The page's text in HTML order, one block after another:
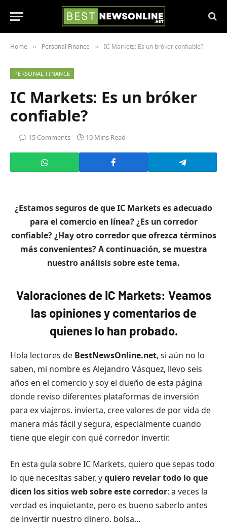
Home » Personal Finance » IC Markets: Es un bróker confiable?
PERSONAL FINANCE
IC Markets: Es un bróker
confiable?
15 Comments 10 Mins Read
¿Estamos seguros de que IC Markets es adecuado
para el comercio en línea? ¿Es un corredor
confiable? ¿Hay otro corredor que ofrezca términos
más convenientes? A continuación, se muestra
nuestro análisis sobre este tema.
Valoraciones de IC Markets: Veamos
las opiniones y comentarios de
quienes lo han probado.
Hola lectores de BestNewsOnline.net, si aún no lo
saben, mi nombre es Alejandro Vásquez, llevo seis
años en el comercio y soy el dueño de esta página
donde reviso diferentes plataformas de inversión
para ex viajeros. invierta, cree valores de por vida de
manera más fácil y segura, especialmente cuando
tiene que elegir con qué corredor invertir.
En esta guía sobre IC Markets, quiero que sepas todo
lo que necesitas saber, yquiero revelar todo lo que
dicen los sitios web sobre este corredor: a veces la
verdad es inquietante, pero es bueno saberlo antes
de invertir nuestro dinero. bolsa…